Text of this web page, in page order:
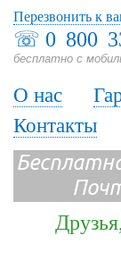
☏ 0 800
бесплатно с
Перезвонить к
О нас
Контакты